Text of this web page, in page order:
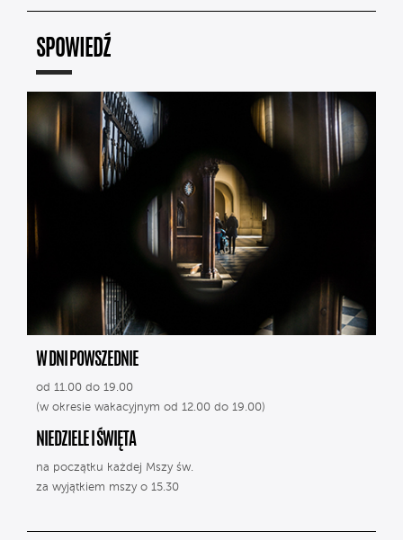
SPOWIEDŹ
W DNI POWSZEDNIE
od 11.00 do 19.00
(w okresie wakacyjnym od 12.00 do 19.00)
NIEDZIELE I ŚWIĘTA
na początku każdej Mszy św.
za wyjątkiem mszy o 15.30